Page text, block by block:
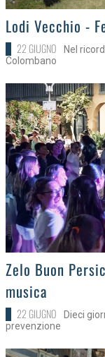
>Lodi Vecchio -
22 GIUGNO
Nel
Colombano
>
Zelo Buon
musica
22 GIUGNO
Dieci
prevenzione